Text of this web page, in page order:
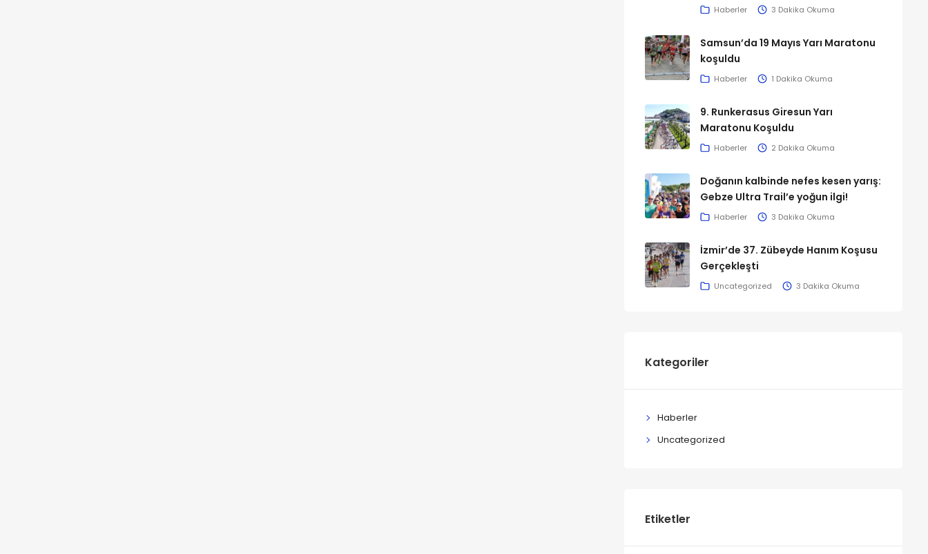
Haberler 3 Dakika Okuma
Samsun’da 19 Mayıs Yarı Maratonu
koşuldu
Haberler 1 Dakika Okuma
9. Runkerasus Giresun Yarı
Maratonu Koşuldu
Haberler 2 Dakika Okuma
Doğanın kalbinde nefes kesen yarış:
Gebze Ultra Trail’e yoğun ilgi!
Haberler 3 Dakika Okuma
İzmir’de 37. Zübeyde Hanım Koşusu
Gerçekleşti
Uncategorized 3 Dakika Okuma
Kategoriler
Haberler
Uncategorized
Etiketler